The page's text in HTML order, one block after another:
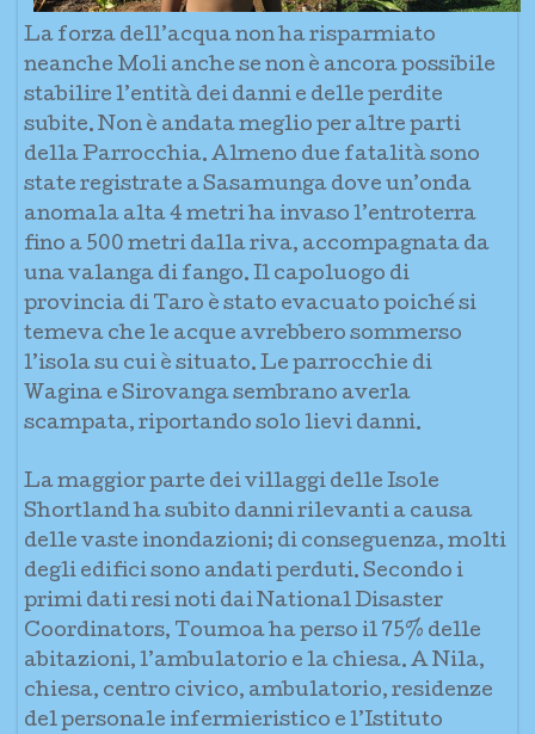
La forza dell’acqua non ha risparmiato
neanche Moli anche se non è ancora possibile
stabilire l’entità dei danni e delle perdite
subite. Non è andata meglio per altre parti
della Parrocchia. Almeno due fatalità sono
state registrate a Sasamunga dove un’onda
anomala alta 4 metri ha invaso l’entroterra
fino a 500 metri dalla riva, accompagnata da
una valanga di fango. Il capoluogo di
provincia di Taro è stato evacuato poiché si
temeva che le acque avrebbero sommerso
l’isola su cui è situato. Le parrocchie di
Wagina e Sirovanga sembrano averla
scampata, riportando solo lievi danni.
La maggior parte dei villaggi delle Isole
Shortland ha subito danni rilevanti a causa
delle vaste inondazioni; di conseguenza, molti
degli edifici sono andati perduti. Secondo i
primi dati resi noti dai National Disaster
Coordinators, Toumoa ha perso il 75% delle
abitazioni, l’ambulatorio e la chiesa. A Nila,
chiesa, centro civico, ambulatorio, residenze
del personale infermieristico e l’Istituto